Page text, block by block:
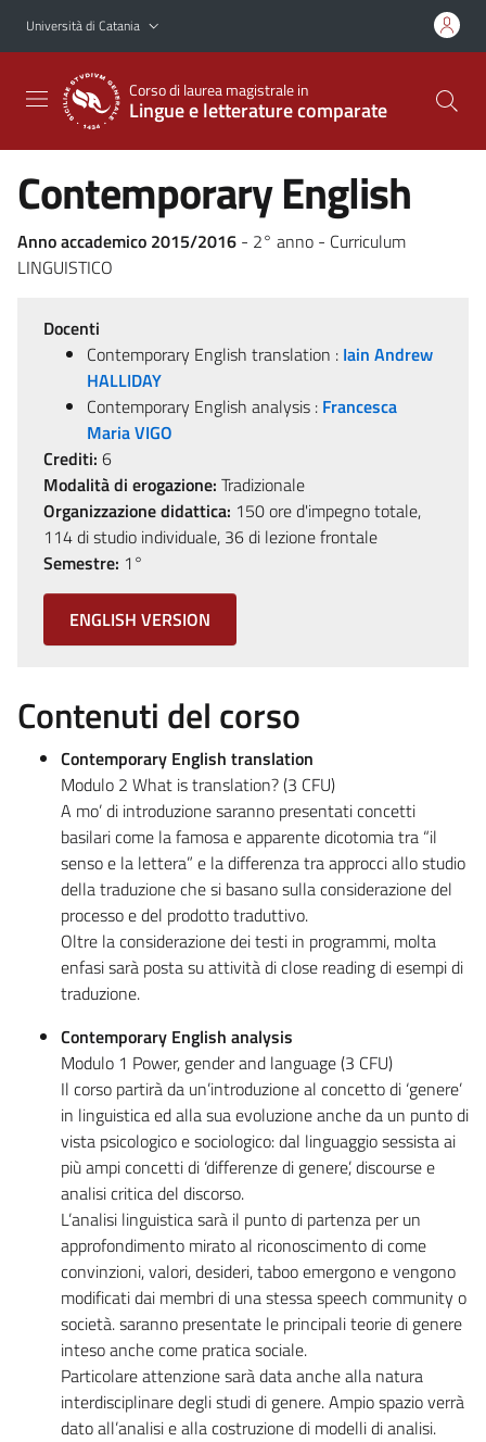
Vai al contenuto principale
Vai al menu di navigazione
Università di Catania
Corso di laurea magistrale in
Lingue e letterature comparate
Contemporary English
Anno accademico 2015/2016 - 2° anno - Curriculum
LINGUISTICO
Docenti
Contemporary English translation : Iain Andrew
HALLIDAY
Contemporary English analysis : Francesca
Maria VIGO
Crediti: 6
Modalità di erogazione: Tradizionale
Organizzazione didattica: 150 ore d'impegno totale,
114 di studio individuale, 36 di lezione frontale
Semestre: 1°
ENGLISH VERSION
Contenuti del corso
Contemporary English translation
Modulo 2 What is translation? (3 CFU)
A mo’ di introduzione saranno presentati concetti
basilari come la famosa e apparente dicotomia tra “il
senso e la lettera” e la differenza tra approcci allo studio
della traduzione che si basano sulla considerazione del
processo e del prodotto traduttivo.
Oltre la considerazione dei testi in programmi, molta
enfasi sarà posta su attività di close reading di esempi di
traduzione.
Contemporary English analysis
Modulo 1 Power, gender and language (3 CFU)
Il corso partirà da un’introduzione al concetto di ‘genere’
in linguistica ed alla sua evoluzione anche da un punto di
vista psicologico e sociologico: dal linguaggio sessista ai
più ampi concetti di ‘differenze di genere’, discourse e
analisi critica del discorso.
L’analisi linguistica sarà il punto di partenza per un
approfondimento mirato al riconoscimento di come
convinzioni, valori, desideri, taboo emergono e vengono
modificati dai membri di una stessa speech community o
società. saranno presentate le principali teorie di genere
inteso anche come pratica sociale.
Particolare attenzione sarà data anche alla natura
interdisciplinare degli studi di genere. Ampio spazio verrà
dato all’analisi e alla costruzione di modelli di analisi.